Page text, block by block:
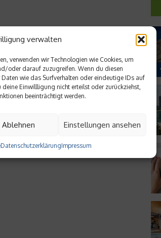
verwalten
verwenden wir Technologien wie Cookies, um
oder darauf zuzugreifen. Wenn du diesen
wie das Surfverhalten oder eindeutige IDs auf
deine Einwillligung nicht erteilst oder zurückziehst,
beeinträchtigt werden.
Ablehnen Einstellungen ansehen
DatenschutzerklärungImpressum